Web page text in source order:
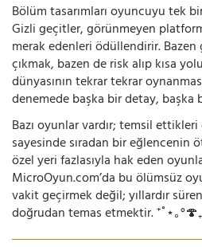
Bölüm tasarımları oyuncuyu tek
Gizli geçitler, görünmeyen
merak edenleri ödüllendirir.
çıkmak, bazen de risk alıp kısa
dünyasının tekrar tekrar
denemede başka bir detay, başka
Bazı oyunlar vardır; temsil ettikleri
sayesinde sıradan bir eğlencenin
özel yeri fazlasıyla hak eden
MicroOyun.com’da bu ölümsüz
vakit geçirmek değil; yıllardır
doğrudan temas etmektir. ⁺˚⋆｡°🍄₊